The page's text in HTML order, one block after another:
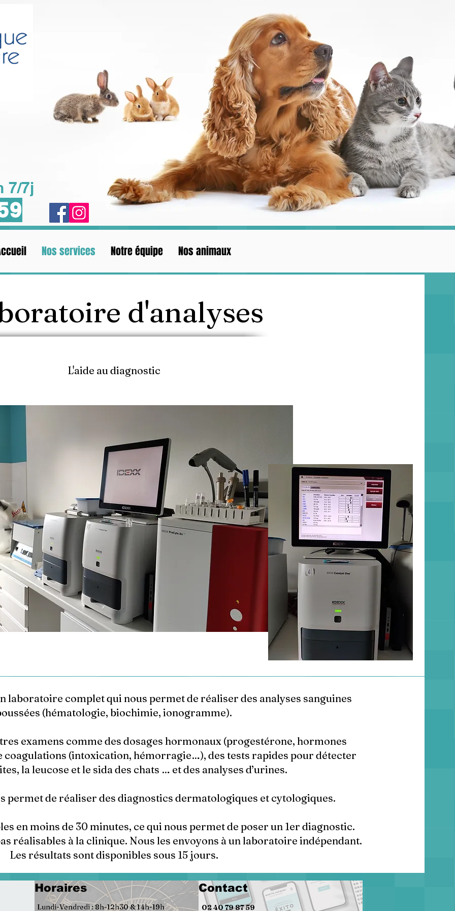
Titre XL
d'analyses
L'aide au diagnostic
laboratoire complet qui nous permet de réaliser des analyses sanguines
(hématologie, biochimie, ionogramme).
examens comme des dosages hormonaux (progestérone, hormones
coagulations (intoxication, hémorragie…), des tests rapides pour détecter
la leucose et le sida des chats … et des analyses d’urines.
permet de réaliser des diagnostics dermatologiques et cytologiques.
en moins de 30 minutes, ce qui nous permet de poser un 1er diagnostic.
réalisables à la clinique. Nous les envoyons à un laboratoire indépendant.
Les résultats sont disponibles sous 15 jours.
Plan
Lundi-Vendredi : 8h-12h30 & 14h-19h
Contact
02 40 79 87 59
Horaires
Nos services Notre équipe Nos animaux
7/7j